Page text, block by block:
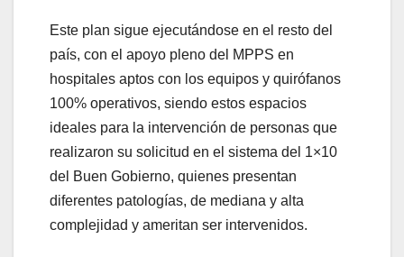
Este plan sigue ejecutándose en el resto del
país, con el apoyo pleno del MPPS en
hospitales aptos con los equipos y quirófanos
100% operativos, siendo estos espacios
ideales para la intervención de personas que
realizaron su solicitud en el sistema del 1×10
del Buen Gobierno, quienes presentan
diferentes patologías, de mediana y alta
complejidad y ameritan ser intervenidos.